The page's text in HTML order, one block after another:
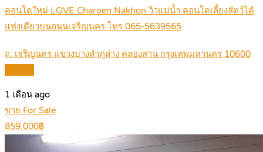
คอนโดใหม่ LOVE Charoen Nakhon วิวแม่น้ำ คอนโดเลี้ยงสัตว์ได้
แห่งเดียวบนถนนเจริญนคร โทร 065-5639565
ถ. เจริญนคร แขวงบางลำภูล่าง คลองสาน กรุงเทพมหานคร 10600
1 เดือน ago
ขาย For Sale
859,000฿